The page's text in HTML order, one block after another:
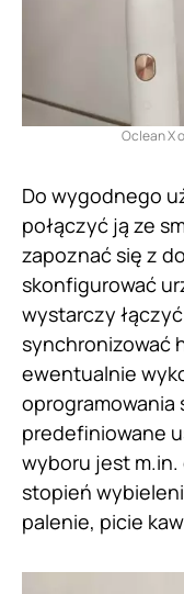
Oclean X
Do wygodnego
połączyć ją ze
zapoznać się z
skonfigurować
wystarczy
synchronizować
ewentualnie
oprogramowania
predefiniowane
wyboru jest
stopień
palenie, picie